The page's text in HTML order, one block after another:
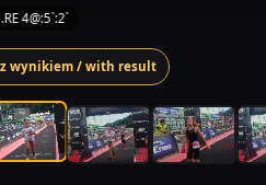
4@:5`:2`
z wynikiem / with result